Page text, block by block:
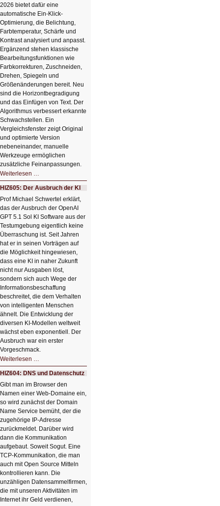
2026 bietet dafür eine
automatische Ein-Klick-
Optimierung, die Belichtung,
Farbtemperatur, Schärfe und
Kontrast analysiert und anpasst.
Ergänzend stehen klassische
Bearbeitungsfunktionen wie
Farbkorrekturen, Zuschneiden,
Drehen, Spiegeln und
Größenänderungen bereit. Neu
sind die Horizontbegradigung
und das Einfügen von Text. Der
Algorithmus verbessert erkannte
Schwachstellen. Ein
Vergleichsfenster zeigt Original
und optimierte Version
nebeneinander, manuelle
Werkzeuge ermöglichen
zusätzliche Feinanpassungen.
Weiterlesen …
Bildverschönerung
mit
einem
Klick
HIZ606:
Bildverschönerung
mit
einem
Klick
HIZ605: Der Ausbruch der KI
Prof Michael Schwertel erklärt,
das der Ausbruch der OpenAI
GPT 5.1 Sol KI Software aus der
Testumgebung eigentlich keine
Überraschung ist. Seit Jahren
hat er in seinen Vorträgen auf
die Möglichkeit hingewiesen,
dass eine KI in naher Zukunft
nicht nur Ausgaben löst,
sondern sich auch Wege der
Informationsbeschaffung
beschreitet, die dem Verhalten
von intelligenten Menschen
ähnelt. Die Entwicklung der
diversen KI-Modellen weltweit
wächst eben exponentiell. Der
Ausbruch war ein erster
Vorgeschmack.
Weiterlesen …
Der
Ausbruch
der
KI
HIZ604: DNS und Datenschutz
Gibt man im Browser den
Namen einer Web-Domaine ein,
so wird zunächst der Domain
Name Service bemüht, der die
zugehörige IP-Adresse
zurückmeldet. Darüber wird
dann die Kommunikation
aufgebaut. Soweit Sogut. Eine
TCP-Kommunikation, die man
auch mit Open Source Mitteln
kontrollieren kann. Die
unzähligen Datensammelfirmen,
die mit unseren Aktivitäten im
Internet ihr Geld verdienen,